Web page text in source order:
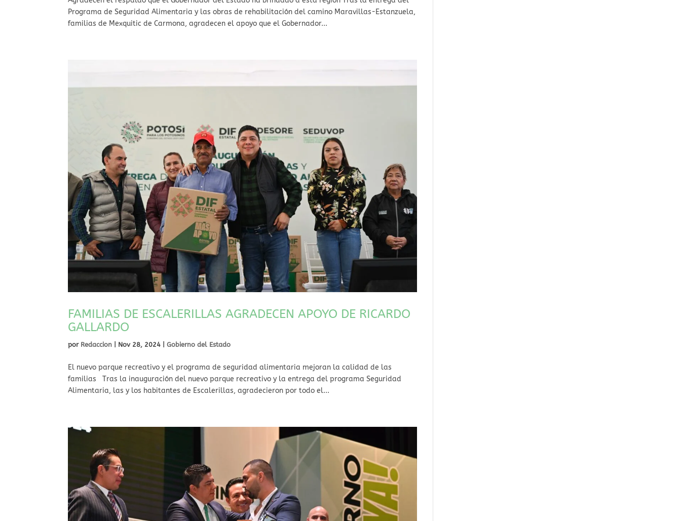
Programa de Seguridad Alimentaria y las obras de rehabilitación del camino Maravillas-Estanzuela,
familias de Mexquitic de Carmona, agradecen el apoyo que el Gobernador...
FAMILIAS DE ESCALERILLAS AGRADECEN APOYO DE RICARDO
GALLARDO
por Redaccion Nov 28, 2024 |Gobierno del Estado
El nuevo parque recreativo y el programa de seguridad alimentaria mejoran la calidad de las
familias Tras la inauguración del nuevo parque recreativo y la entrega del programa Seguridad
Alimentaria, las y los habitantes de Escalerillas, agradecieron por todo el...